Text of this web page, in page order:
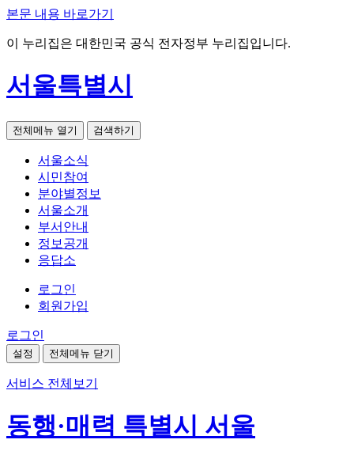
본문 내용 바로가기
이 누리집은 대한민국 공식 전자정부 누리집입니다.
서울특별시
전체메뉴 열기 검색하기
서울소식
시민참여
분야별정보
서울소개
부서안내
정보공개
응답소
로그인
회원가입
로그인
설정 전체메뉴 닫기
서비스 전체보기
동행·매력 특별시 서울